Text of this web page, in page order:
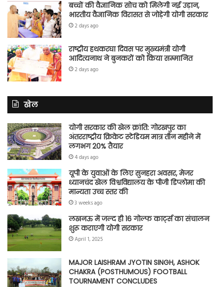
बच्चों की वैज्ञानिक सोच को मिलेगी नई उड़ान,
भारतीय वैज्ञानिक विरासत से जोड़ेगी योगी सरकार
2 days ago
राष्ट्रीय हथकरघा दिवस पर मुख्यमंत्री योगी
आदित्यनाथ ने बुनकरों को किया सम्मानित
2 days ago
खेल
योगी सरकार की खेल क्रांति: गोरखपुर का
अंतरराष्ट्रीय क्रिकेट स्टेडियम मात्र तीन महीने में
लगभग 20% तैयार
4 days ago
यूपी के युवाओं के लिए सुनहरा अवसर, मेजर
ध्यानचंद खेल विश्वविद्यालय के पीजी डिप्लोमा की
मान्यता उच्च स्तर की
3 weeks ago
लखनऊ में जल्द ही 16 गोल्फ कार्ट्स का संचालन
शुरू कराएगी योगी सरकार
April 1, 2025
MAJOR LAISHRAM JYOTIN SINGH, ASHOK
CHAKRA (POSTHUMOUS) FOOTBALL
TOURNAMENT CONCLUDES